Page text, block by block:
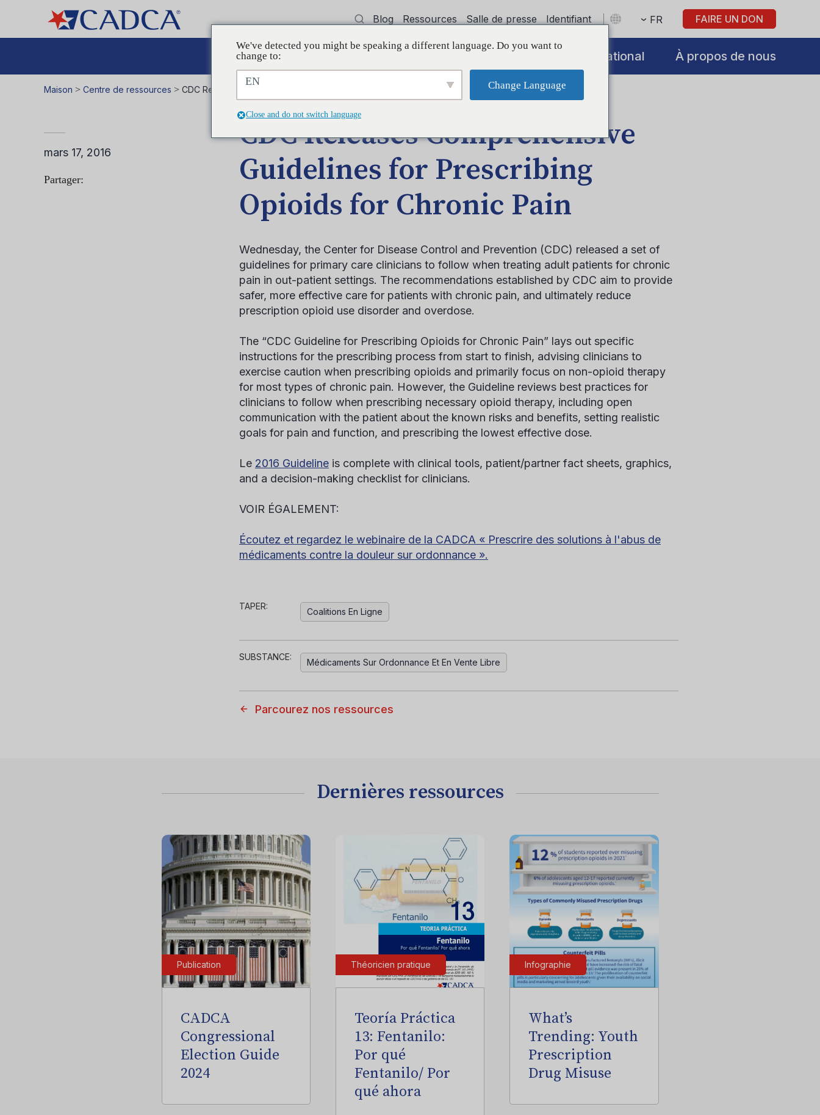
Blog Ressources Salle de presse Identifiant FR FAIRE UN DON
Plaidoyer Formation Initiatives International À propos de nous
Maison > Centre de ressources > CDC Releases Comprehensive Guidelines for Prescribing Opioids for Chronic Pain
mars 17, 2016
Partager:
CDC Releases Comprehensive
Guidelines for Prescribing
Opioids for Chronic Pain
Wednesday, the Center for Disease Control and Prevention (CDC) released a set of
guidelines for primary care clinicians to follow when treating adult patients for chronic
pain in out-patient settings. The recommendations established by CDC aim to provide
safer, more effective care for patients with chronic pain, and ultimately reduce
prescription opioid use disorder and overdose.
The “CDC Guideline for Prescribing Opioids for Chronic Pain” lays out specific
instructions for the prescribing process from start to finish, advising clinicians to
exercise caution when prescribing opioids and primarily focus on non-opioid therapy
for most types of chronic pain. However, the Guideline reviews best practices for
clinicians to follow when prescribing necessary opioid therapy, including open
communication with the patient about the known risks and benefits, setting realistic
goals for pain and function, and prescribing the lowest effective dose.
Le 2016 Guideline is complete with clinical tools, patient/partner fact sheets, graphics,
and a decision-making checklist for clinicians.
VOIR ÉGALEMENT:
Écoutez et regardez le webinaire de la CADCA « Prescrire des solutions à l'abus de
médicaments contre la douleur sur ordonnance ».
TAPER:
Coalitions En Ligne
SUBSTANCE:
Médicaments Sur Ordonnance Et En Vente Libre
Parcourez nos ressources
Dernières ressources
Publication
CADCA
Congressional
Election Guide
2024
Théoricien pratique
Teoría Práctica
13: Fentanilo:
Por qué
Fentanilo/ Por
qué ahora
Infographie
What’s
Trending: Youth
Prescription
Drug Misuse
We've detected you might be speaking a different language. Do you want to
change to:
EN Change Language
Close and do not switch language